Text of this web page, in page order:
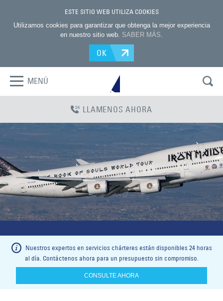
ESTE SITIO WEB UTILIZA COOKIES
Utilizamos cookies para garantizar que obtenga la mejor experiencia
en nuestro sitio web. SABER MÁS.
OK
MENÚ
LLAMENOS AHORA
Nuestros expertos en servicios chárteres están disponibles 24 horas
al día. Contáctenos ahora para un presupuesto sin compromiso.
CONSULTE AHORA